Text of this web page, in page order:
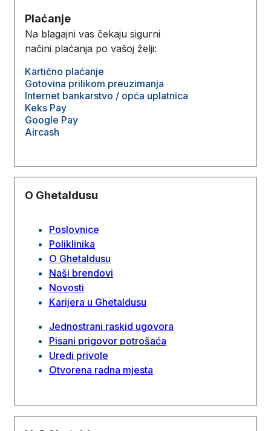
Plaćanje
Na blagajni vas čekaju sigurni
načini plaćanja po vašoj želji:
Kartično plaćanje
Gotovina prilikom preuzimanja
Internet bankarstvo / opća uplatnica
Keks Pay
Google Pay
Aircash
O Ghetaldusu
Poslovnice
Poliklinika
O Ghetaldusu
Naši brendovi
Novosti
Karijera u Ghetaldusu
Jednostrani raskid ugovora
Pisani prigovor potrošaća
Uredi privole
Otvorena radna mjesta